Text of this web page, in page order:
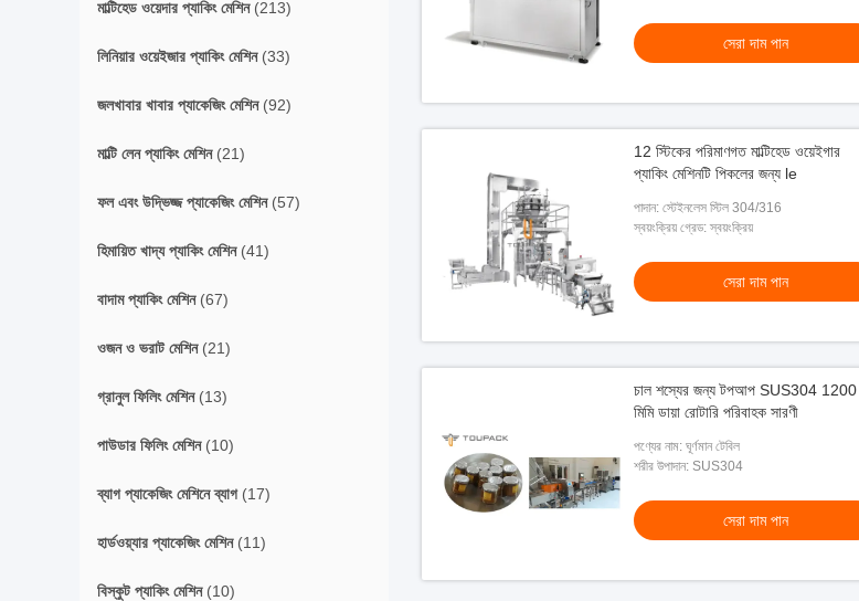
মাল্টিহেড ওয়েদার প্যাকিং মেশিন(213)
লিনিয়ার ওয়েইজার প্যাকিং মেশিন(33)
জলখাবার খাবার প্যাকেজিং মেশিন(92)
মাল্টি লেন প্যাকিং মেশিন(21)
ফল এবং উদ্ভিজ্জ প্যাকেজিং মেশিন(57)
হিমায়িত খাদ্য প্যাকিং মেশিন(41)
বাদাম প্যাকিং মেশিন(67)
ওজন ও ভরাট মেশিন(21)
গ্রানুল ফিলিং মেশিন(13)
পাউডার ফিলিং মেশিন(10)
ব্যাগ প্যাকেজিং মেশিনে ব্যাগ(17)
হার্ডওয়্যার প্যাকেজিং মেশিন(11)
বিস্কুট প্যাকিং মেশিন(10)
সেরা দাম পান
12 স্টিকের পরিমাণগত মাল্টিহেড ওয়েইগার
প্যাকিং মেশিনটি পিকলের জন্য le
পাদান: স্টেইনলেস স্টিল 304/316
স্বয়ংক্রিয় গ্রেড: স্বয়ংক্রিয়
সেরা দাম পান
চাল শস্যের জন্য টপআপ SUS304 1200
মিমি ডায়া রোটারি পরিবাহক সারণী
পণ্যের নাম: ঘূর্ণমান টেবিল
শরীর উপাদান: SUS304
সেরা দাম পান